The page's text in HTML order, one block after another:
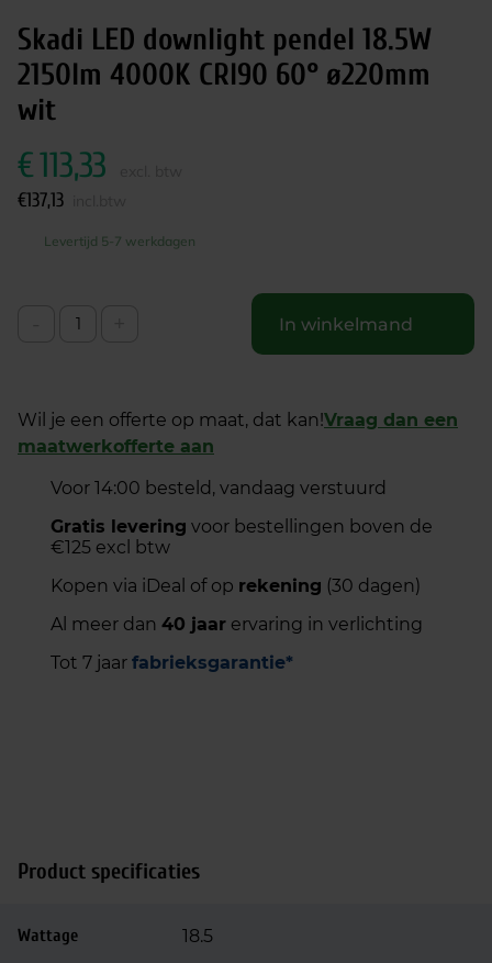
Skadi LED downlight pendel 18.5W
2150lm 4000K CRI90 60° ø220mm
wit
€113,33
€137,13
Levertijd 5-7 werkdagen
In winkelmand
Wil je een offerte op maat, dat kan!Vraag dan een
maatwerkofferte aan
Voor 14:00 besteld, vandaag verstuurd
Gratis levering voor bestellingen boven de
€125 excl btw
Kopen via iDeal of op rekening (30 dagen)
Al meer dan 40 jaar ervaring in verlichting
Tot 7 jaar fabrieksgarantie*
Product specificaties
Wattage 18.5